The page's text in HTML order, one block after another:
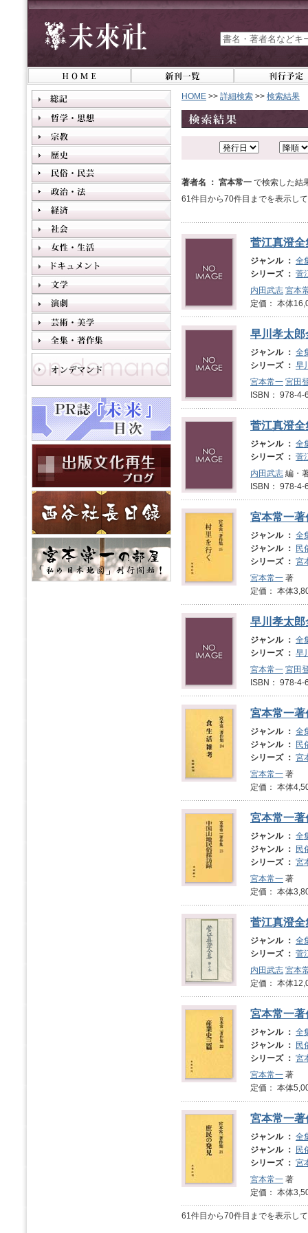
HOME >> 詳細検索 >> 検索結果
著者名 ： 宮本常一 で検索した結
61件目から70件目までを表示し
菅江真澄
ジャンル ： 全
シリーズ ： 菅
内田武志 宮本
定価： 本体
早川孝太
ジャンル ： 全
シリーズ ： 早
宮本常一 宮田
ISBN： 978-
菅江真澄
ジャンル ： 全
シリーズ ： 菅
内田武志 編・
ISBN： 978-
宮本常一
ジャンル ： 全
ジャンル ：
民
シリーズ ： 宮
宮本常一 著
定価： 本体
早川孝太
ジャンル ： 全
シリーズ ： 早
宮本常一 宮田
ISBN： 978-
宮本常一
ジャンル ： 全
ジャンル ：
民
シリーズ ： 宮
宮本常一 著
定価： 本体
宮本常一
ジャンル ： 全
ジャンル ：
民
シリーズ ： 宮
宮本常一 著
定価： 本体
菅江真澄
ジャンル ： 全
シリーズ ： 菅
内田武志 宮本
定価： 本体
宮本常一
ジャンル ： 全
ジャンル ：
民
シリーズ ： 宮
宮本常一 著
定価： 本体
宮本常一
ジャンル ： 全
ジャンル ：
民
シリーズ ： 宮
宮本常一 著
定価： 本体
61件目から70件目までを表示し